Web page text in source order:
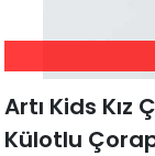
Artı Kids Kız
Külotlu